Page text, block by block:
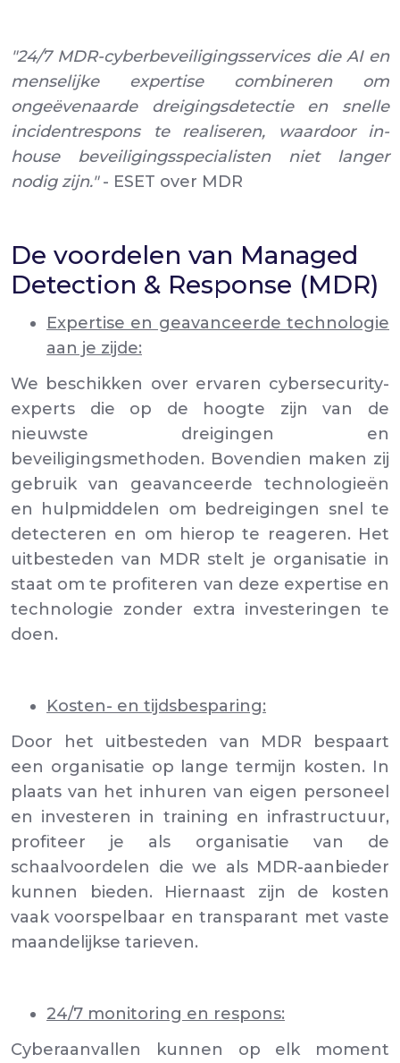
"24/7 MDR-cyberbeveiligingsservices die AI en
menselijke expertise combineren om
ongeëvenaarde dreigingsdetectie en snelle
incidentrespons te realiseren, waardoor in-
house beveiligingsspecialisten niet langer
nodig zijn."- ESET over MDR
De voordelen van Managed
Detection & Response (MDR)
Expertise en geavanceerde technologie
aan je zijde:
We beschikken over ervaren cybersecurity-
experts die op de hoogte zijn van de
nieuwste dreigingen en
beveiligingsmethoden. Bovendien maken zij
gebruik van geavanceerde technologieën
en hulpmiddelen om bedreigingen snel te
detecteren en om hierop te reageren. Het
uitbesteden van MDR stelt je organisatie in
staat om te profiteren van deze expertise en
technologie zonder extra investeringen te
doen.
Kosten- en tijdsbesparing:
Door het uitbesteden van MDR bespaart
een organisatie op lange termijn kosten. In
plaats van het inhuren van eigen personeel
en investeren in training en infrastructuur,
profiteer je als organisatie van de
schaalvoordelen die we als MDR-aanbieder
kunnen bieden. Hiernaast zijn de kosten
vaak voorspelbaar en transparant met vaste
maandelijkse tarieven.
24/7 monitoring en respons:
Cyberaanvallen kunnen op elk moment